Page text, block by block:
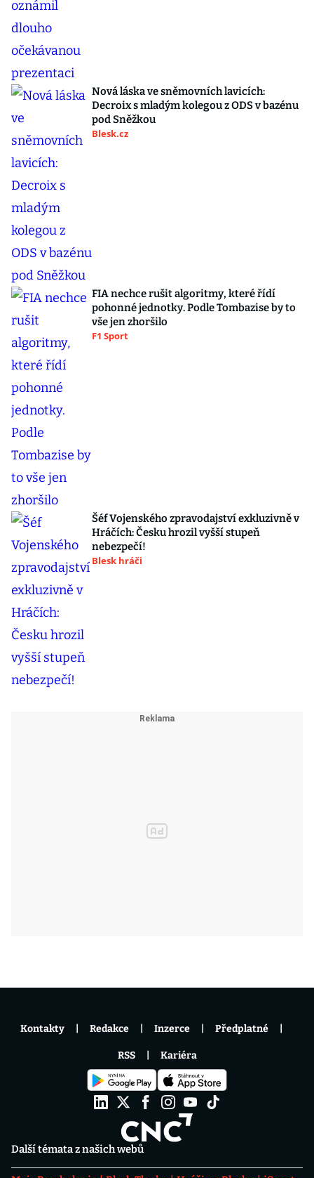
Nová láska ve sněmovních lavicích:
Decroix s mladým kolegou z ODS v bazénu
pod Sněžkou
Blesk.cz
FIA nechce rušit algoritmy, které řídí
pohonné jednotky. Podle Tombazise by to
vše jen zhoršilo
F1 Sport
Šéf Vojenského zpravodajství exkluzivně v
Hráčích: Česku hrozil vyšší stupeň
nebezpečí!
Blesk hráči
Další témata z našich webů
Kontakty Redakce Inzerce Předplatné
RSS Kariéra